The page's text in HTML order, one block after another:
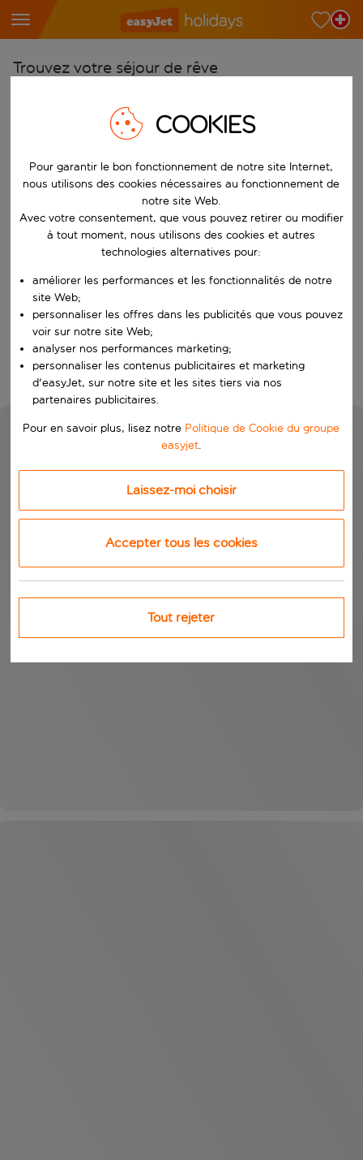
Trouvez votre séjour de rêve
Choisissez votre aéroport
Commencez à taper pour la saisie automatique. Lorsque les
Choisissez votre destination
Vers
Choisissez vos dates
Quand
Rechercher
COOKIES
Pour garantir le bon fonctionnement de notre site Internet,
nous utilisons des cookies nécessaires au fonctionnement de
notre site Web.
Avec votre consentement, que vous pouvez retirer ou modifier
à tout moment, nous utilisons des cookies et autres
technologies alternatives pour:
améliorer les performances et les fonctionnalités de notre
site Web;
personnaliser les offres dans les publicités que vous pouvez
voir sur notre site Web;
analyser nos performances marketing;
personnaliser les contenus publicitaires et marketing
d'easyJet, sur notre site et les sites tiers via nos
partenaires publicitaires.
Pour en savoir plus, lisez notre Politique de Cookie du groupe
easyjet.
Laissez-moi choisir
Accepter tous les cookies
Tout rejeter